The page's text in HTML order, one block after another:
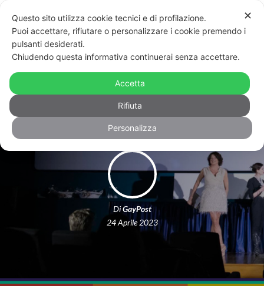
Lovers, tutti i premi del festival del
cinema Lgbt+ di Torino
DiGayPost
24 Aprile 2023
✕
Questo sito utilizza cookie tecnici e di profilazione.
Puoi accettare, rifiutare o personalizzare i cookie premendo i
pulsanti desiderati.
Chiudendo questa informativa continuerai senza accettare.
Accetta
Rifiuta
Personalizza